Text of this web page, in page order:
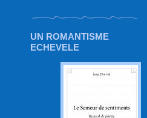
UN ROMANTISME
ECHEVELE